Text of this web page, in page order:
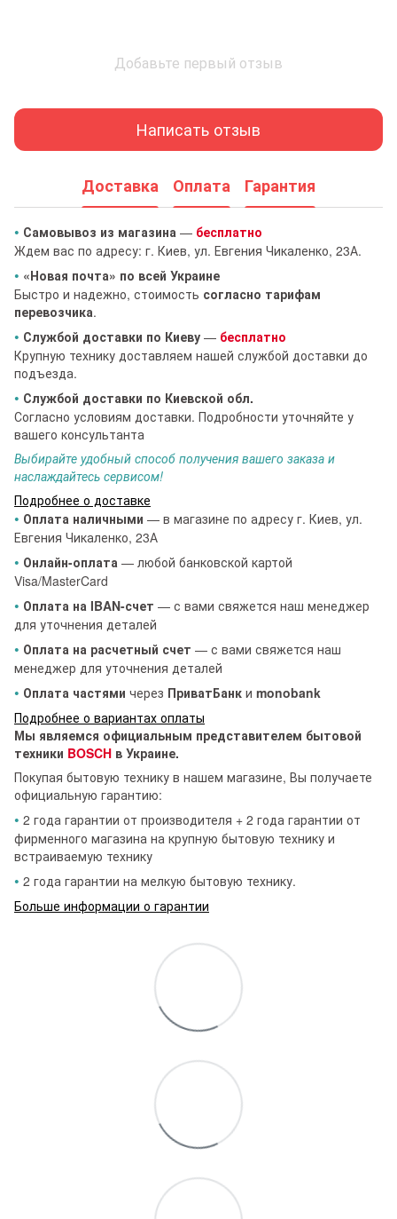
Добавьте первый отзыв
Написать отзыв
Доставка Оплата Гарантия
• Самовывоз из магазина — бесплатно
Ждем вас по адресу: г. Киев, ул. Евгения Чикаленко, 23А.
• «Новая почта» по всей Украине
Быстро и надежно, стоимость согласно тарифам
перевозчика.
• Службой доставки по Киеву — бесплатно
Крупную технику доставляем нашей службой доставки до
подъезда.
• Службой доставки по Киевской обл.
Согласно условиям доставки. Подробности уточняйте у
вашего консультанта
Выбирайте удобный способ получения вашего заказа и
наслаждайтесь сервисом!
Подробнее о доставке
• Оплата наличными — в магазине по адресу г. Киев, ул.
Евгения Чикаленко, 23А
• Онлайн-оплата — любой банковской картой
Visa/MasterCard
• Оплата на IBAN-счет — с вами свяжется наш менеджер
для уточнения деталей
• Оплата на расчетный счет — с вами свяжется наш
менеджер для уточнения деталей
• Оплата частями через ПриватБанк и monobank
Подробнее о вариантах оплаты
Мы являемся официальным представителем бытовой
техники BOSCH в Украине.
Покупая бытовую технику в нашем магазине, Вы получаете
официальную гарантию:
• 2 года гарантии от производителя + 2 года гарантии от
фирменного магазина на крупную бытовую технику и
встраиваемую технику
• 2 года гарантии на мелкую бытовую технику.
Больше информации о гарантии